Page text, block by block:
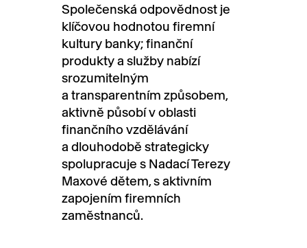
Společenská odpovědnost je
klíčovou hodnotou firemní
kultury banky; finanční
produkty a služby nabízí
srozumitelným
a transparentním způsobem,
aktivně působí v oblasti
finančního vzdělávání
a dlouhodobě strategicky
spolupracuje s Nadací Terezy
Maxové dětem, s aktivním
zapojením firemních
zaměstnanců.